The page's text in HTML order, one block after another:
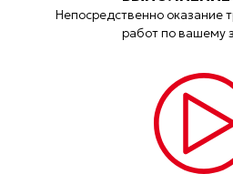
Непосредственно оказание
работ по вашему